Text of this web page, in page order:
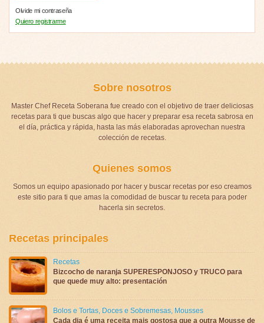
Olvide mi contraseña
Quiero registrarme
Sobre nosotros
Master Chef Receta Soberana fue creado con el objetivo de traer deliciosas
recetas para ti que buscas algo que hacer y preparar esa receta sabrosa en
el día, práctica y rápida, hasta las más elaboradas aprovechan nuestra
colección de recetas.
Quienes somos
Somos un equipo apasionado por hacer y buscar recetas por eso creamos
este sitio para ti que amas la comodidad de buscar tu receta para poder
hacerla sin secretos.
Recetas principales
Recetas
Bizcocho de naranja SUPERESPONJOSO y TRUCO para
que quede muy alto: presentación
Bolos e Tortas, Doces e Sobremesas, Mousses
Cada dia é uma receita mais gostosa que a outra Mousse de